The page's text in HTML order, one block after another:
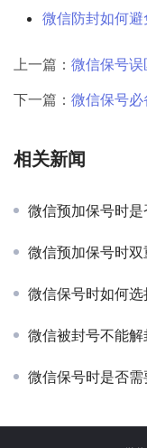
微信防封如何避
上一篇： 微信保号误
下一篇： 微信保号必
相关新闻
微信预加保号时
微信预加保号时
微信保号时如何
微信被封号不能解
微信保号时是否